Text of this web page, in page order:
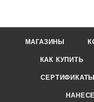
МАГАЗИНЫ
КАК КУПИТЬ
СЕРТИФИКАТЫ